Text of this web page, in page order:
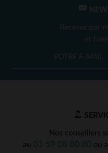
Recevez par
et
Nos conseillers
au
ou à